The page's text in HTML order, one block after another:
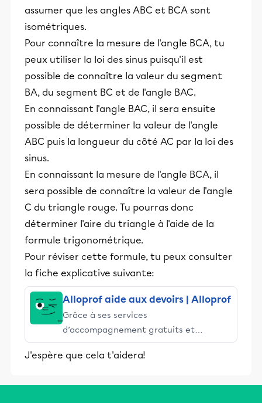
assumer que les angles ABC et BCA sont
isométriques.
Pour connaître la mesure de l'angle BCA, tu
peux utiliser la loi des sinus puisqu'il est
possible de connaître la valeur du segment
BA, du segment BC et de l'angle BAC.
En connaissant l'angle BAC, il sera ensuite
possible de déterminer la valeur de l'angle
ABC puis la longueur du côté AC par la loi des
sinus.
En connaissant la mesure de l'angle BCA, il
sera possible de connaître la valeur de l'angle
C du triangle rouge. Tu pourras donc
déterminer l'aire du triangle à l'aide de la
formule trigonométrique.
Pour réviser cette formule, tu peux consulter
la fiche explicative suivante:
Alloprof aide aux devoirs | Alloprof
Grâce à ses services
d’accompagnement gratuits et
stimulants, Alloprof engage les élèves
et leurs parents dans la réussite
J'espère que cela t'aidera!